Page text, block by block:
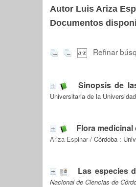
Autor Luis Ariza
Documentos
Refinar
Sinopsis de
Universitaria de la
Flora
Ariza Espinar/ Córdoba :
Las especies
Nacional de Ciencias de